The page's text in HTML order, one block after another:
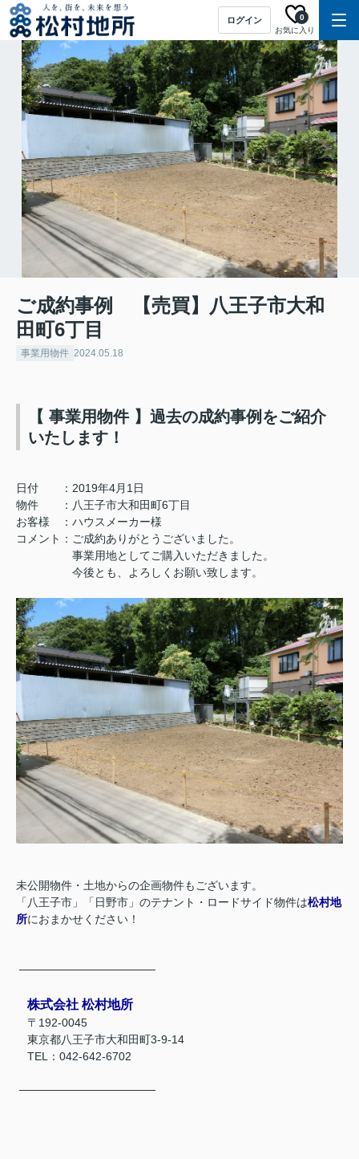
ログイン
お気に入り
0
ご成約事例 【売買】八王子市大和
田町6丁目
事業用物件 2024.05.18
【 事業用物件 】過去の成約事例をご紹介
いたします！
日付 ：2019年4月1日
物件 ：八王子市大和田町6丁目
お客様 ：ハウスメーカー様
コメント：ご成約ありがとうございました。
事業用地としてご購入いただきました。
今後とも、よろしくお願い致します。
未公開物件・土地からの企画物件もございます。
「八王子市」「日野市」のテナント・ロードサイド物件は松村地
所におまかせください！
─────────────────
株式会社 松村地所
〒192-0045
東京都八王子市大和田町3-9-14
TEL：042-642-6702
─────────────────